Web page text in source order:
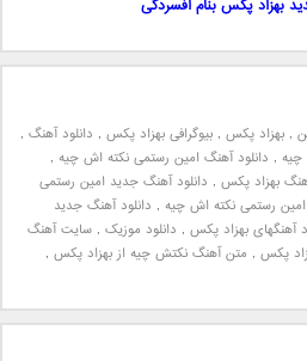
بهزاد پکس بنام افسردگی
, بهزاد پکس , بیوگرافی بهزاد پکس , دانلود آهنگ ,
چیه , دانلود آهنگ امین رستمی نکته اش چیه ,
بهزاد پکس , دانلود آهنگ جدید امین رستمی
رستمی نکته اش چیه , دانلود آهنگ جدید
آهنگهای بهزاد پکس , دانلود موزیک , سایت آهنگ
پکس , متن آهنگ نکتش چیه از بهزاد پکس ,